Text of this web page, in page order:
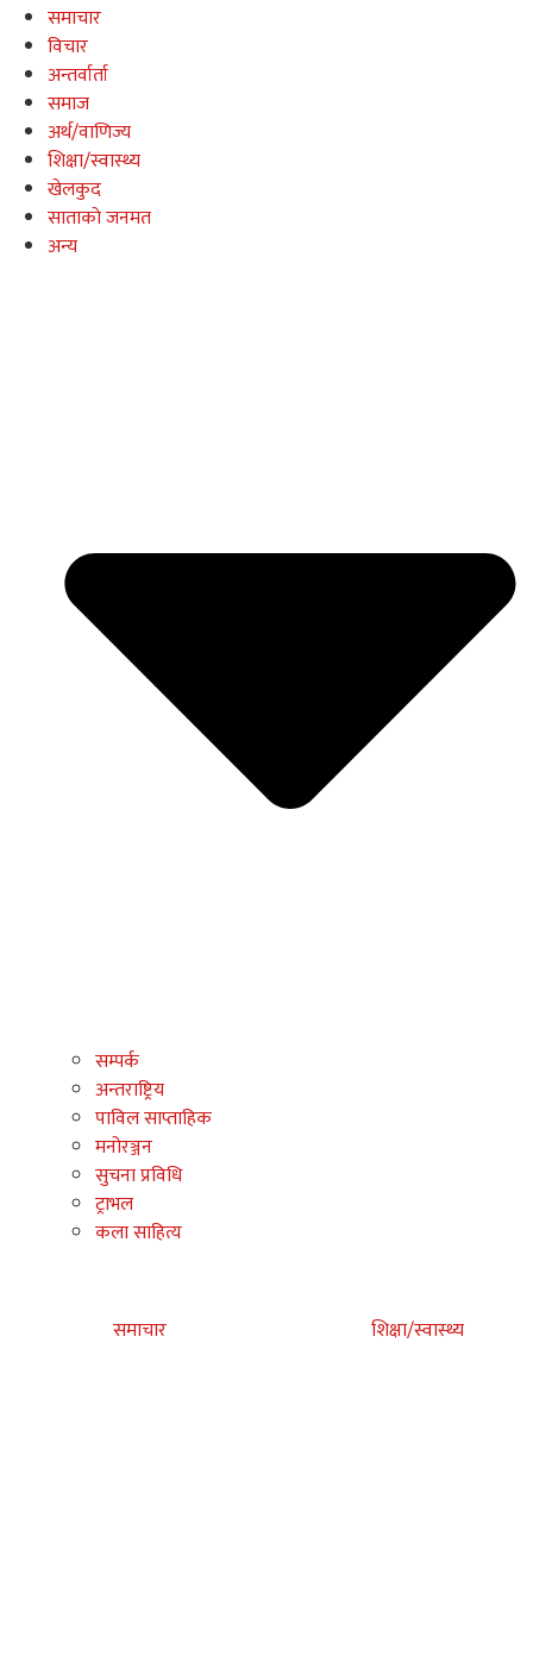
समाचार
विचार
अन्तर्वार्ता
समाज
अर्थ/वाणिज्य
शिक्षा/स्वास्थ्य
खेलकुद
साताकाे जनमत
अन्य
सम्पर्क
अन्तराष्ट्रिय
पाविल साप्ताहिक
मनोरञ्जन
सुचना प्रविधि
ट्राभल
कला साहित्य
समाचार शिक्षा/स्वास्थ्य